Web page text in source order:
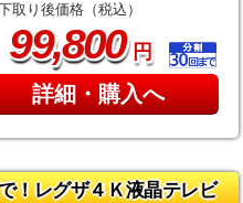
取り後価格（税込）
99,800円
詳細・購入へ
！レグザ４Ｋ液晶テレビ